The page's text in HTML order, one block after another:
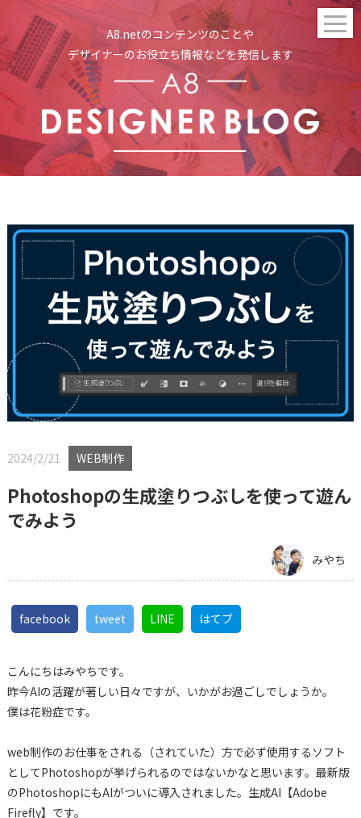
A8.netのコンテンツのことや
デザイナーのお役立ち情報などを発信します
t
o
i
t
i
2024/2/21 WEB制作
Photoshopの生成塗りつぶしを使って遊ん
でみよう
みやち
facebook tweet LINE はてブ
こんにちはみやちです。
昨今AIの活躍が著しい日々ですが、いかがお過ごしでしょうか。
僕は花粉症です。
web制作のお仕事をされる（されていた）方で必ず使用するソフト
としてPhotoshopが挙げられるのではないかなと思います。最新版
のPhotoshopにもAIがついに導入されました。生成AI【Adobe
Firefly】です。